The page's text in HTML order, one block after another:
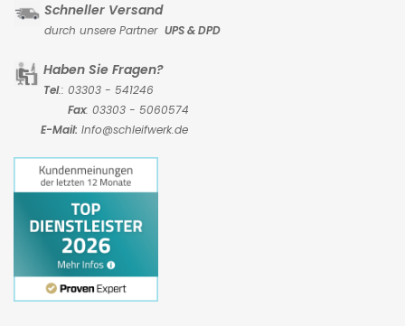
Schneller Versand
durch unsere Partner UPS & DPD
Haben Sie Fragen?
Tel.: 03303 - 541246
Fax: 03303 - 5060574
E-Mail: Info@schleifwerk.de